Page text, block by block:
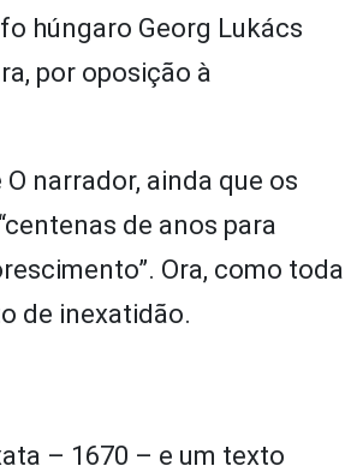
húngaro Georg Lukács
por oposição à
narrador, ainda que os
de anos para
Ora, como toda
de inexatidão.
– 1670 – e um texto